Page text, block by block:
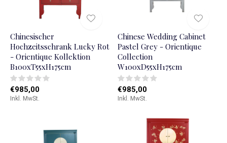
Chinesischer
Hochzeitsschrank Lucky Rot
- Orientique Kollektion
B100xT55xH175cm
€985,00
Inkl. MwSt.
Chinese Wedding Cabinet
Pastel Grey - Orientique
Collection
W100xD55xH175cm
€985,00
Inkl. MwSt.